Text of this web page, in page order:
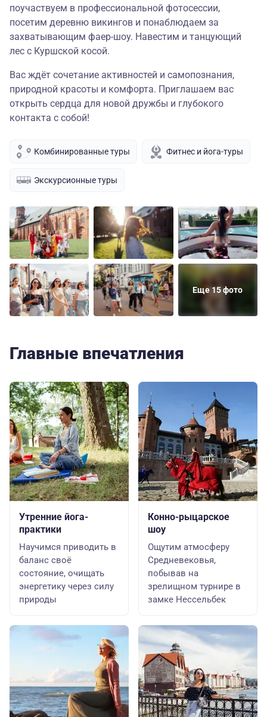
поучаствуем в профессиональной фотосессии,
посетим деревню викингов и понаблюдаем за
захватывающим фаер-шоу. Навестим и танцующий
лес с Куршской косой.
Вас ждёт сочетание активностей и самопознания,
природной красоты и комфорта. Приглашаем вас
открыть сердца для новой дружбы и глубокого
контакта с собой!
Комбинированные туры Фитнес и йога-туры
Экскурсионные туры
Еще 15 фото
Главные впечатления
Утренние йога-
практики
Научимся приводить в
баланс своё
состояние, очищать
энергетику через силу
природы
Конно-рыцарское
шоу
Ощутим атмосферу
Средневековья,
побывав на
зрелищном турнире в
замке Нессельбек